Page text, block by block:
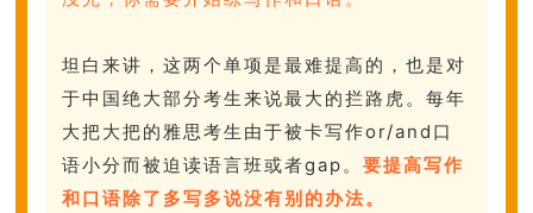
坦白来讲，这两个单项是最难提高的，也是对
于中国绝大部分考生来说最大的拦路虎。每年
大把大把的雅思考生由于被卡写作or/and口
语小分而被迫读语言班或者gap。要提高写作
和口语除了多写多说没有别的办法。